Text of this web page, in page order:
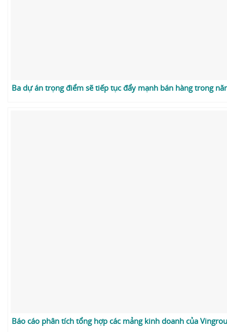
Ba dự án trọng điểm sẽ tiếp tục đẩy mạnh bán hàng trong
Báo cáo phân tích tổng hợp các mảng kinh doanh của